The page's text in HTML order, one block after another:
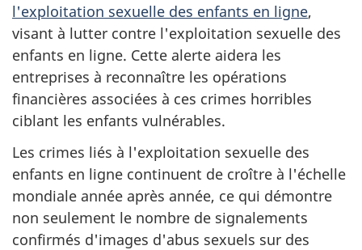
l'exploitation sexuelle des enfants en ligne,
visant à lutter contre l'exploitation sexuelle des
enfants en ligne. Cette alerte aidera les
entreprises à reconnaître les opérations
financières associées à ces crimes horribles
ciblant les enfants vulnérables.
Les crimes liés à l'exploitation sexuelle des
enfants en ligne continuent de croître à l'échelle
mondiale année après année, ce qui démontre
non seulement le nombre de signalements
confirmés d'images d'abus sexuels sur des